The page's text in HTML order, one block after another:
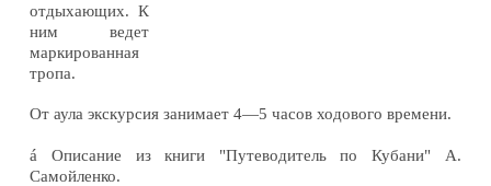
отдыхающих. К
ним ведет
маркированная
тропа.
От аула экскурсия занимает 4—5 часов ходового времени.
áОписание из книги "Путеводитель по Кубани" А.
Самойленко.